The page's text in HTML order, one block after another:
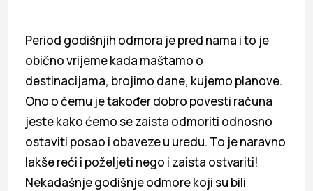
Period godišnjih odmora je pred nama i to je
obično vrijeme kada maštamo o
destinacijama, brojimo dane, kujemo planove.
Ono o čemu je također dobro povesti računa
jeste kako ćemo se zaista odmoriti odnosno
ostaviti posao i obaveze u uredu. To je naravno
lakše reći i poželjeti nego i zaista ostvariti!
Nekadašnje godišnje odmore koji su bili